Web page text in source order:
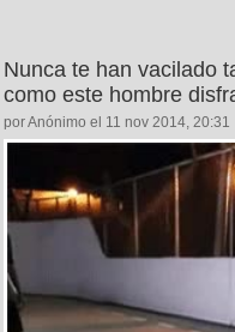
Nunca te han vacilado
como este hombre
por Anónimo el 11 nov 2014, 20:31